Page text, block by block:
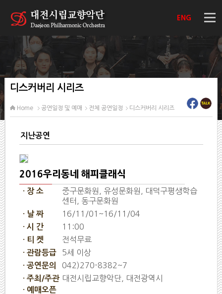
ENG
디스커버리 시리즈
Home 공연일정 및 예매 전체 공연일정 디스커버리 시리즈
지난공연
2016우리동네 해피클래식
· 장 소
중구문화원, 유성문화원, 대덕구평생학습
센터, 동구문화원
· 날 짜 16/11/01~16/11/04
· 시 간 11:00
· 티 켓 전석무료
· 관람등급 5세 이상
· 공연문의 042)270-8382~7
· 주최/주관 대전시립교향악단, 대전광역시
· 예매오픈